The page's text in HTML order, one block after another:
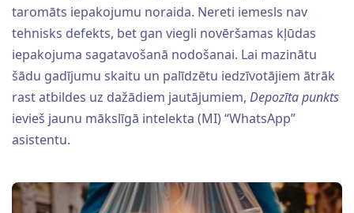
taromāts iepakojumu noraida. Nereti iemesls nav
tehnisks defekts, bet gan viegli novēršamas kļūdas
iepakojuma sagatavošanā nodošanai. Lai mazinātu
šādu gadījumu skaitu un palīdzētu iedzīvotājiem ātrāk
rast atbildes uz dažādiem jautājumiem, Depozīta punkts
ievieš jaunu mākslīgā intelekta (MI) “WhatsApp”
asistentu.